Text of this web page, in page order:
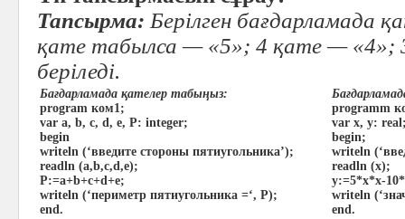
Тапсырма: Берілген бағдарламада
қате табылса — «5»; 4 қате — «4»;
беріледі.
Бағдарламада қателер табыңыз:
program ком1;
var a, b, c, d, e, P: integer;
begin
writeln (‘введите стороны пятиугольника’);
readln (a,b,c,d,e);
P:=a+b+c+d+e;
writeln (‘периметр пятиугольника =‘, P);
end.
programm
var x, y:
begin;
writeln
readln (х);
y:=5*х*х-
writeln
end.